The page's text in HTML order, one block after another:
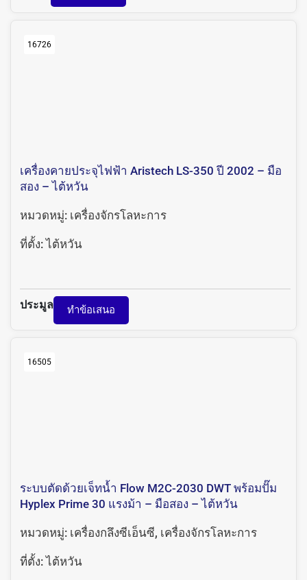
16726
เครื่องคายประจุไฟฟ้า Aristech LS-350 ปี 2002 – มือ
สอง – ไต้หวัน
หมวดหมู่: เครื่องจักรโลหะการ
ที่ตั้ง:ไต้หวัน
ประมูล ทำข้อเสนอ
16505
ระบบตัดด้วยเจ็ทน้ำ Flow M2C-2030 DWT พร้อมปั๊ม
Hyplex Prime 30 แรงม้า – มือสอง – ไต้หวัน
หมวดหมู่: เครื่องกลึงซีเอ็นซี, เครื่องจักรโลหะการ
ที่ตั้ง:ไต้หวัน